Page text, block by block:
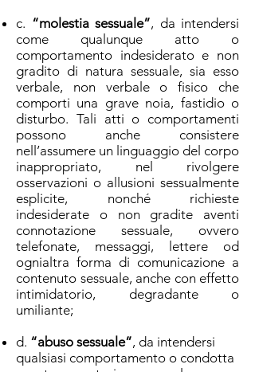
c. “molestia sessuale”, da intendersi
come qualunque atto o
comportamento indesiderato e non
gradito di natura sessuale, sia esso
verbale, non verbale o fisico che
comporti una grave noia, fastidio o
disturbo. Tali atti o comportamenti
possono anche consistere
nell’assumere un linguaggio del corpo
inappropriato, nel rivolgere
osservazioni o allusioni sessualmente
esplicite, nonché richieste
indesiderate o non gradite aventi
connotazione sessuale, ovvero
telefonate, messaggi, lettere od
ognialtra forma di comunicazione a
contenuto sessuale, anche con effetto
intimidatorio, degradante o
umiliante;
d. “abuso sessuale”, da intendersi
qualsiasi comportamento o condotta